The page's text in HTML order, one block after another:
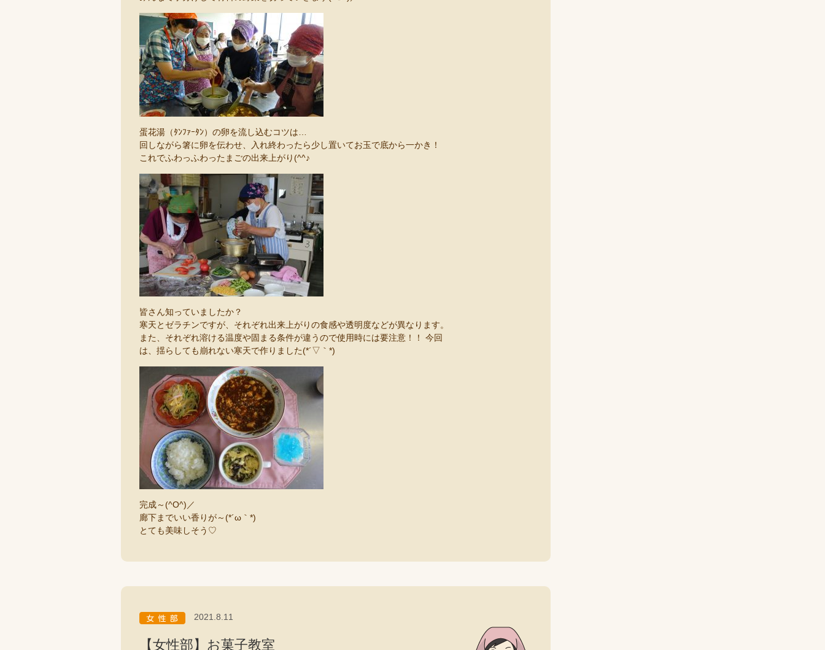
蛋花湯（ﾀﾝﾌｧｰﾀﾝ）の卵を流し込むコツは…
回しながら箸に卵を伝わせ、入れ終わったら少し置いてお玉で底から一かき！
これでふわっふわったまごの出来上がり(^^♪
皆さん知っていましたか？
寒天とゼラチンですが、それぞれ出来上がりの食感や透明度などが異なります。
また、それぞれ溶ける温度や固まる条件が違うので使用時には要注意！！ 今回
は、揺らしても崩れない寒天で作りました(*´▽｀*)
完成～(^O^)／
廊下までいい香りが～(*´ω｀*)
とても美味しそう♡
2021.8.11
【女性部】お菓子教室